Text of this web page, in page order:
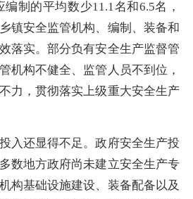
制的平均数少11.1名和6.5名，
镇安全监管机构、编制、装备和
落实。部分负有安全生产监督管
机构不健全、监管人员不到位，
力，贯彻落实上级重大安全生产
还显得不足。政府安全生产投
数地方政府尚未建立安全生产专
构基础设施建设、装备配备以及